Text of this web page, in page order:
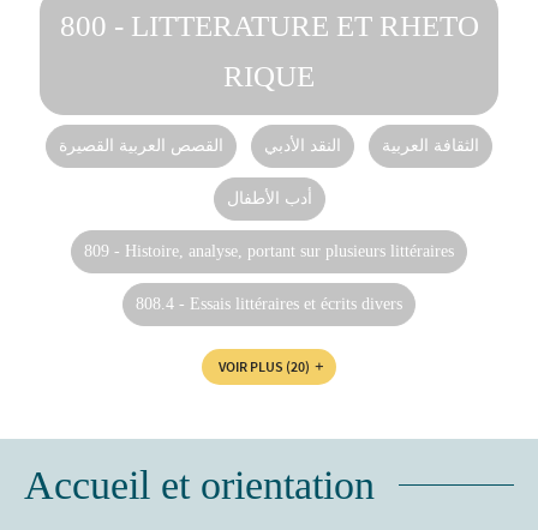
800 - LITTERATURE ET RHETO
RIQUE
القصص العربية القصيرة النقد الأدبي الثقافة العربية
أدب الأطفال
809 - Histoire, analyse, portant sur plusieurs littéraires
808.4 - Essais littéraires et écrits divers
VOIR PLUS (20)
Accueil et orientation